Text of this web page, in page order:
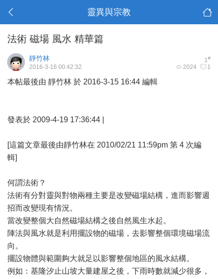
靈異與宗教
法術 磁場 風水 精華篇
1#
靜竹林
2024 1
2016-3-16 00:42:32
本帖最後由 靜竹林 於 2016-3-15 16:44 編輯
發表於 2009-4-19 17:36:44 |
[這篇文章最後由靜竹林在 2010/02/21 11:59pm 第 4 次編
輯]
何謂法術？
法術有分對靈與對物兩種主要是改變磁場結構，進而影響週
招而改變現有情況。
當改變整個大自然磁場結構之後自然風生水起。
陣法與風水就是利用擺設物的磁場，去影響整個環境磁場流
向。
擺設物體與範圍夠大就足以影響整個地區的風水結構。
例如：基隆汐止山坡大量建屋之後，下雨時數就減少很多，